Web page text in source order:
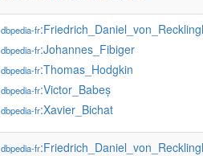
dbpedia-fr
dbpedia-fr:Johannes_Fibiger
dbpedia-fr:Thomas_Hodgkin
dbpedia-fr:Victor_Babeș
dbpedia-fr:Xavier_Bichat
dbpedia-fr